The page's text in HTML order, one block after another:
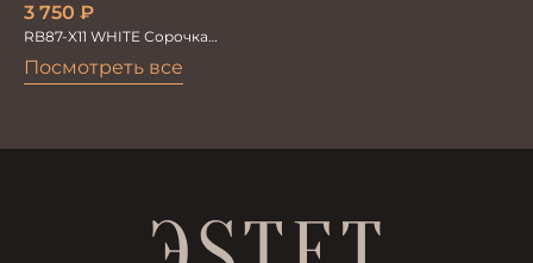
Посмотреть все
3 750 ₽
RB87-X11 WHITE Сорочка
мужская бамбук хлопок